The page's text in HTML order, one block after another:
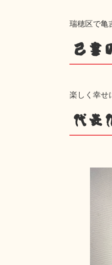
瑞穂区で亀
己書
楽しく幸せ
代表